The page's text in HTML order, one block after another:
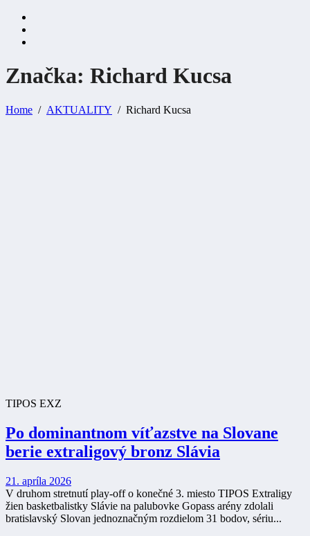
Značka: Richard Kucsa
Home AKTUALITY Richard Kucsa
TIPOS EXZ
Po dominantnom víťazstve na Slovane
berie extraligový bronz Slávia
21. apríla 2026
V druhom stretnutí play-off o konečné 3. miesto TIPOS Extraligy
žien basketbalistky Slávie na palubovke Gopass arény zdolali
bratislavský Slovan jednoznačným rozdielom 31 bodov, sériu...